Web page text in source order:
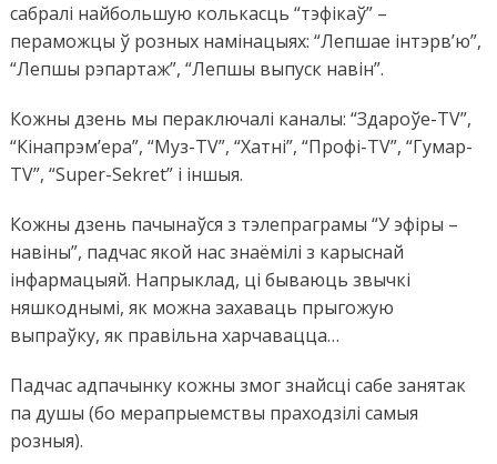
сабралі найбольшую колькасць “тэфікаў” –
пераможцы ў розных намінацыях: “Лепшае інтэрв’ю”,
“Лепшы рэпартаж”, “Лепшы выпуск навін”.
Кожны дзень мы пераключалі каналы: “Здароўе-ТV”,
“Кінапрэм’ера”, “Муз-ТV”, “Хатні”, “Профі-ТV”, “Гумар-
ТV”, “Super-Sekret” і іншыя.
Кожны дзень пачынаўся з тэлепраграмы “У эфіры –
навіны”, падчас якой нас знаёмілі з карыснай
інфармацыяй. Напрыклад, ці бываюць звычкі
няшкоднымі, як можна захаваць прыгожую
выпраўку, як правільна харчавацца…
Падчас адпачынку кожны змог знайсці сабе занятак
па душы (бо мерапрыемствы праходзілі самыя
розныя).